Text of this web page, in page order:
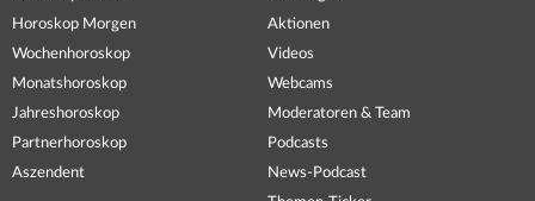
Horoskop Morgen
Wochenhoroskop
Monatshoroskop
Jahreshoroskop
Partnerhoroskop
Aszendent
Aktionen
Videos
Webcams
Moderatoren & Team
Podcasts
News-Podcast